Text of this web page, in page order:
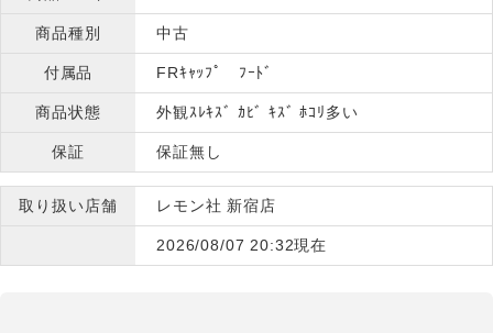
商品種別 中古
付属品 FRｷｬｯﾌﾟ ﾌｰﾄﾞ
商品状態 外観ｽﾚｷｽﾞ ｶﾋﾞ ｷｽﾞ ﾎｺﾘ多い
保証 保証無し
取り扱い店舗 レモン社 新宿店
2026/08/07 20:32現在